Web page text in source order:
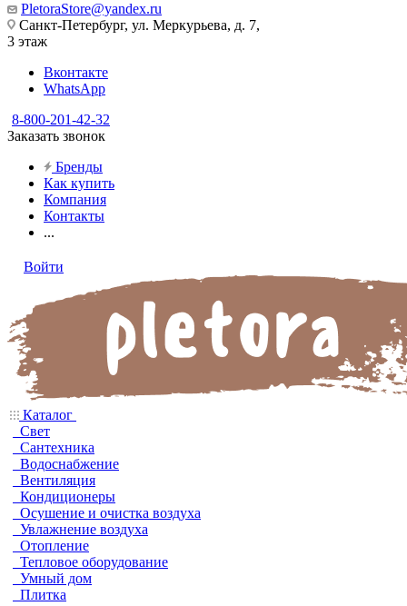
PletoraStore@yandex.ru
Санкт-Петербург, ул. Меркурьева, д. 7,
3 этаж
Вконтакте
WhatsApp
8-800-201-42-32
Заказать звонок
Бренды
Как купить
Компания
Контакты
...
Войти
Каталог
Свет
Сантехника
Водоснабжение
Вентиляция
Кондиционеры
Осушение и очистка воздуха
Увлажнение воздуха
Отопление
Тепловое оборудование
Умный дом
Плитка